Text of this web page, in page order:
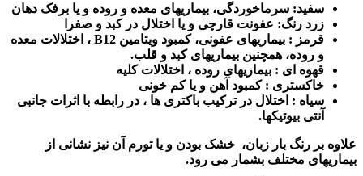
سفید: سرماخوردگی، بیماریهای معده و روده و یا برفک دهان
زرد رنگ: عفونت قارچی و یا اختلال در کبد و صفرا
قرمز : بیماریهای عفونی، کمبود ویتامین
، اختلالات معده
و روده، همچنین بیماریهای کبد و قلب.
قهوه ای : بیماریهای روده ، اختلالات کلیه
خاکستری : کمبود آهن و یا کم خونی
سیاه : اختلال در ترکیب باکتری ها ، در رابطه با اثرات جانبی
آنتی بیوتیکها.
علاوه بر رنگ بار زبان، خشک بودن و یا تورم آن نیز نشانی از
بیماریهای مختلف بشمار می رود.